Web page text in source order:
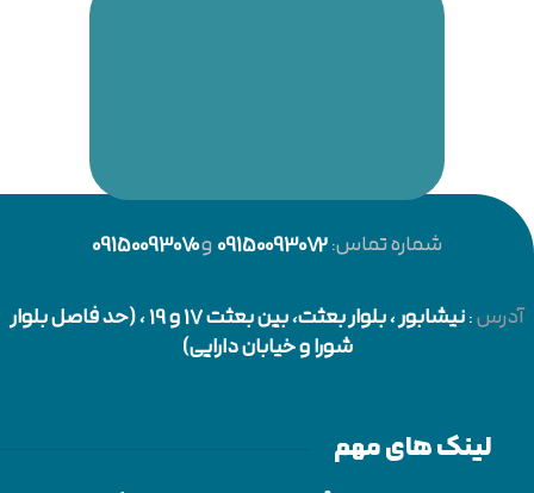
شماره تماس:09150093072و09150093070
آدرس:نیشابور
، بلوار بعثت، بین بعثت 17 و 19 ، (حد فاصل بلوار
شورا و خیابان دارایی)
لینک های مهم